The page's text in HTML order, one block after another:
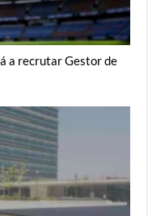
a recrutar Gestor de